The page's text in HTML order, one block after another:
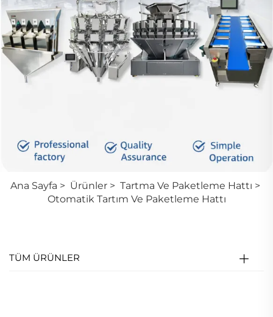
Ana Sayfa > Ürünler > Tartma Ve Paketleme Hattı >
Otomatik Tartım Ve Paketleme Hattı
TÜM ÜRÜNLER